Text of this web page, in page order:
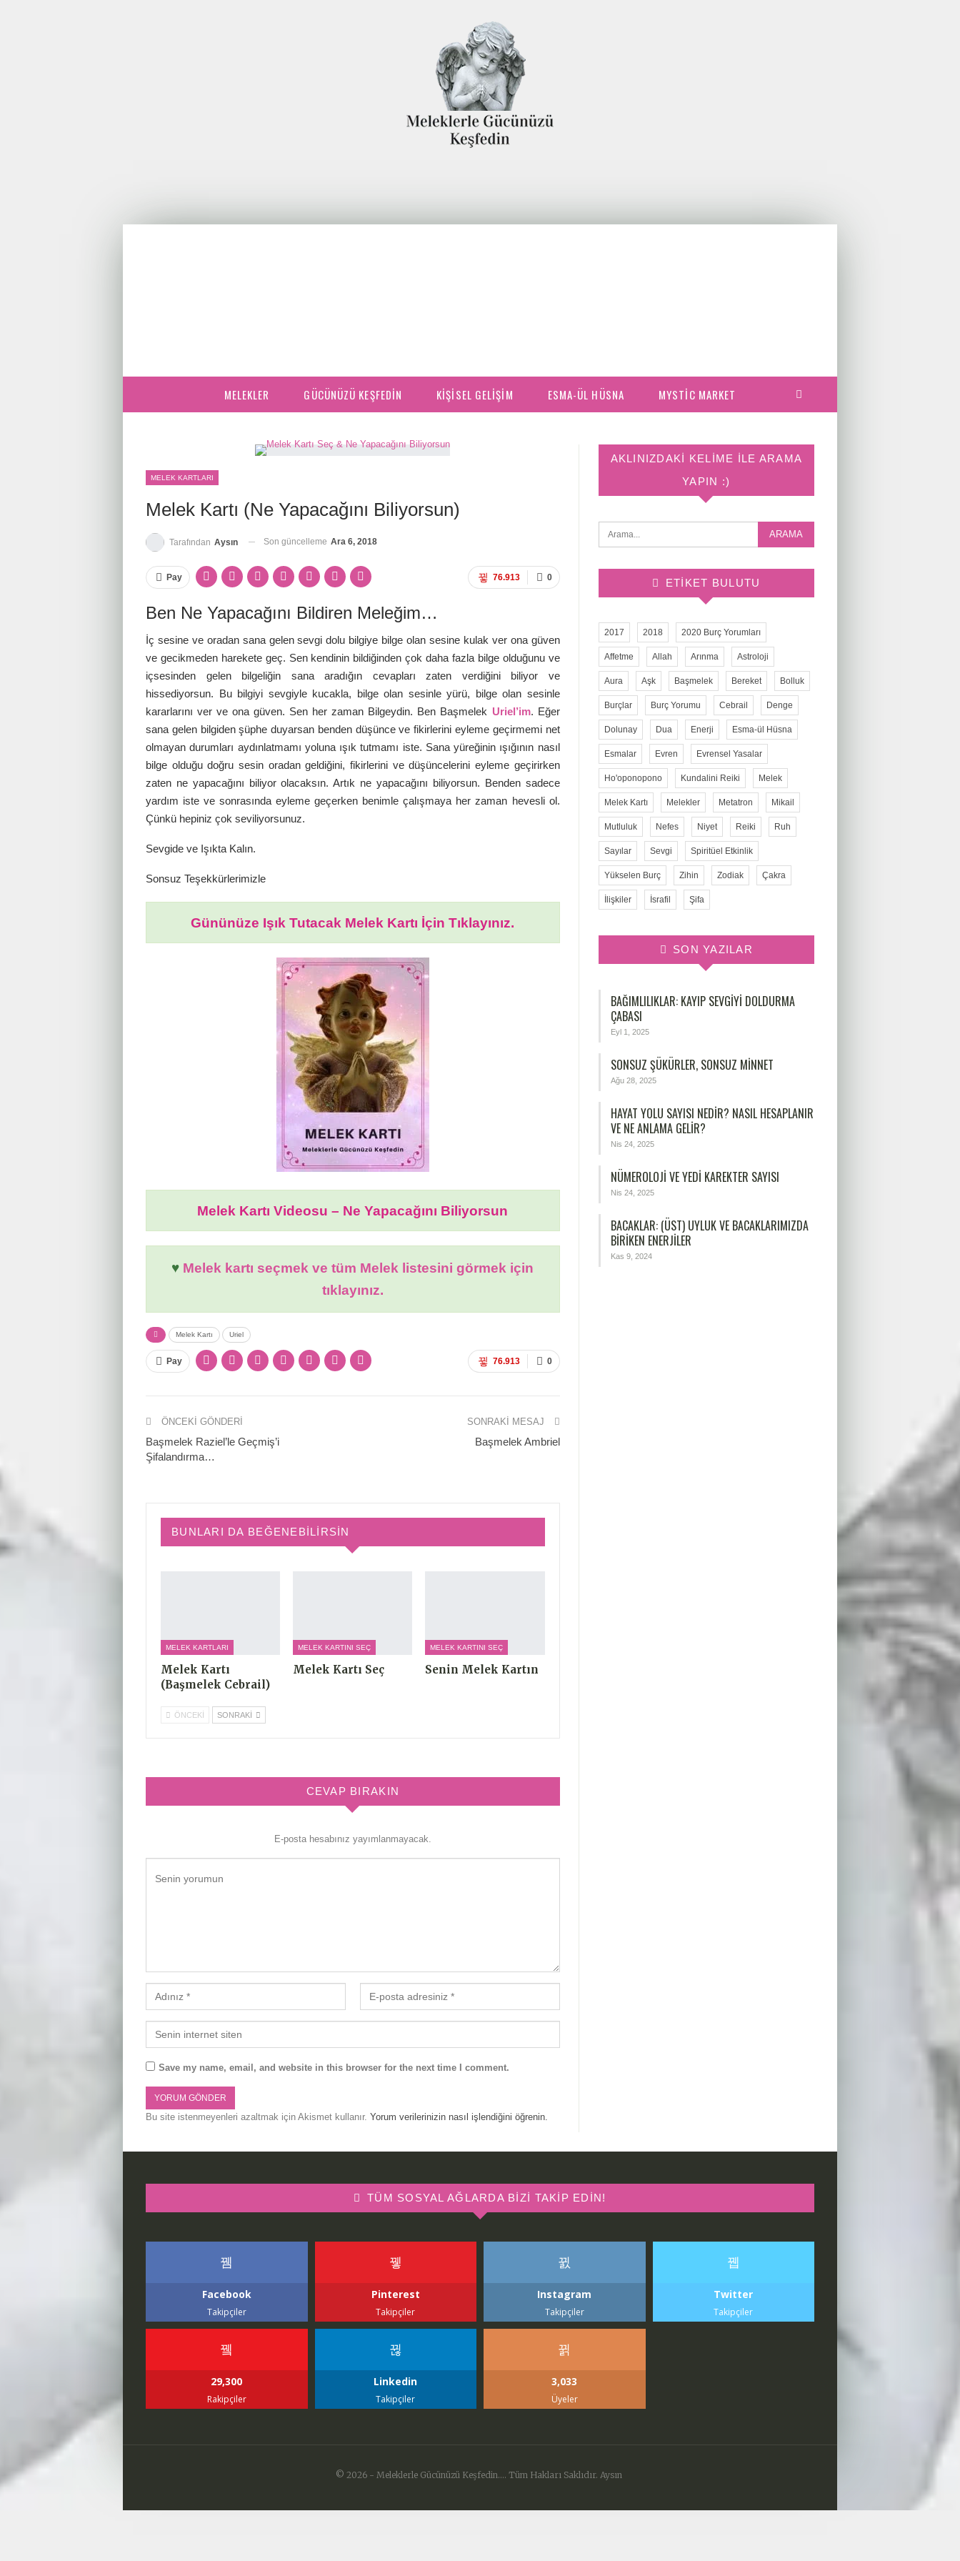
MELEKLER GÜCÜNÜZÜ KEŞFEDIN KIŞISEL GELIŞIM ESMA-ÜL HÜSNA MYSTIC MARKET
MELEK KARTLARI
Melek Kartı (Ne Yapacağını Biliyorsun)
Tarafından Aysın Son güncelleme Ara 6, 2018
0
76.913
Pay
Ben Ne Yapacağını Bildiren Meleğim…
İç sesine ve oradan sana gelen sevgi dolu bilgiye bilge olan sesine kulak ver ona güven
ve gecikmeden harekete geç. Sen kendinin bildiğinden çok daha fazla bilge olduğunu ve
içsesinden gelen bilgeliğin sana aradığın cevapları zaten verdiğini biliyor ve
hissediyorsun. Bu bilgiyi sevgiyle kucakla, bilge olan sesinle yürü, bilge olan sesinle
kararlarını ver ve ona güven. Sen her zaman Bilgeydin. Ben Başmelek Uriel’im. Eğer
sana gelen bilgiden şüphe duyarsan benden düşünce ve fikirlerini eyleme geçirmemi net
olmayan durumları aydınlatmamı yoluna ışık tutmamı iste. Sana yüreğinin ışığının nasıl
bilge olduğu doğru sesin oradan geldiğini, fikirlerini ve düşüncelerini eyleme geçirirken
zaten ne yapacağını biliyor olacaksın. Artık ne yapacağını biliyorsun. Benden sadece
yardım iste ve sonrasında eyleme geçerken benimle çalışmaya her zaman hevesli ol.
Çünkü hepiniz çok seviliyorsunuz.
Sevgide ve Işıkta Kalın.
Sonsuz Teşekkürlerimizle
Gününüze Işık Tutacak Melek Kartı İçin Tıklayınız.
Melek Kartı Videosu – Ne Yapacağını Biliyorsun
♥ Melek kartı seçmek ve tüm Melek listesini görmek için
tıklayınız.
Melek Kartı Uriel
0
76.913
Pay
ÖNCEKI GÖNDERI
Başmelek Raziel’le Geçmiş’i
Şifalandırma…
SONRAKI MESAJ
Başmelek Ambriel
BUNLARI DA BEĞENEBILIRSIN
MELEK KARTLARI
Melek Kartı
(Başmelek Cebrail)
MELEK KARTINI SEÇ
Melek Kartı Seç
MELEK KARTINI SEÇ
Senin Melek Kartın
ÖNCEKI SONRAKI
CEVAP BIRAKIN
E-posta hesabınız yayımlanmayacak.
Save my name, email, and website in this browser for the next time I comment.
Bu site istenmeyenleri azaltmak için Akismet kullanır. Yorum verilerinizin nasıl işlendiğini öğrenin.
AKLINIZDAKI KELIME ILE ARAMA
YAPIN :)
ETIKET BULUTU
2017 2018 2020 Burç Yorumları
Affetme Allah Arınma Astroloji
Aura Aşk Başmelek Bereket Bolluk
Burçlar Burç Yorumu Cebrail Denge
Dolunay Dua Enerji Esma-ül Hüsna
Esmalar Evren Evrensel Yasalar
Ho'oponopono Kundalini Reiki Melek
Melek Kartı Melekler Metatron Mikail
Mutluluk Nefes Niyet Reiki Ruh
Sayılar Sevgi Spiritüel Etkinlik
Yükselen Burç Zihin Zodiak Çakra
İlişkiler İsrafil Şifa
SON YAZILAR
BAĞIMLILIKLAR: KAYIP SEVGIYI DOLDURMA
ÇABASI
Eyl 1, 2025
SONSUZ ŞÜKÜRLER, SONSUZ MINNET
Ağu 28, 2025
HAYAT YOLU SAYISI NEDIR? NASIL HESAPLANIR
VE NE ANLAMA GELIR?
Nis 24, 2025
NÜMEROLOJİ VE YEDİ KAREKTER SAYISI
Nis 24, 2025
BACAKLAR: (ÜST) UYLUK VE BACAKLARIMIZDA
BIRIKEN ENERJILER
Kas 9, 2024
TÜM SOSYAL AĞLARDA BIZI TAKIP EDIN!
Facebook
Takipçiler
Pinterest
Takipçiler
Instagram
Takipçiler
Twitter
Takipçiler
29,300
Rakipçiler
Linkedin
Takipçiler
3,033
Üyeler
© 2026 - Meleklerle Gücünüzü Keşfedin.... Tüm Hakları Saklıdır. Aysın